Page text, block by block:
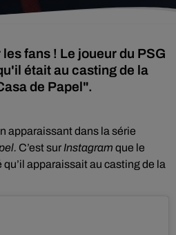
fans ! Le joueur du PSG
était au casting de la
de Papel".
apparaissant dans la série
C’est sur Instagram que le
apparaissait au casting de la